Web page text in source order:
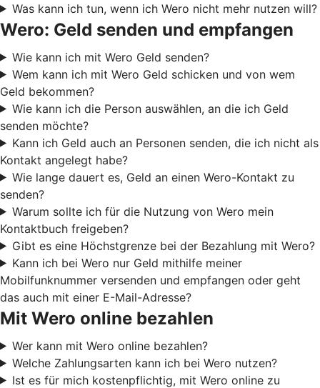
Was kann ich tun, wenn ich Wero nicht mehr nutzen will?
Wero: Geld senden und empfangen
Wie kann ich mit Wero Geld senden?
Wem kann ich mit Wero Geld schicken und von wem
Geld bekommen?
Wie kann ich die Person auswählen, an die ich Geld
senden möchte?
Kann ich Geld auch an Personen senden, die ich nicht als
Kontakt angelegt habe?
Wie lange dauert es, Geld an einen Wero-Kontakt zu
senden?
Warum sollte ich für die Nutzung von Wero mein
Kontaktbuch freigeben?
Gibt es eine Höchstgrenze bei der Bezahlung mit Wero?
Kann ich bei Wero nur Geld mithilfe meiner
Mobilfunknummer versenden und empfangen oder geht
das auch mit einer E-Mail-Adresse?
Mit Wero online bezahlen
Wer kann mit Wero online bezahlen?
Welche Zahlungsarten kann ich bei Wero nutzen?
Ist es für mich kostenpflichtig, mit Wero online zu